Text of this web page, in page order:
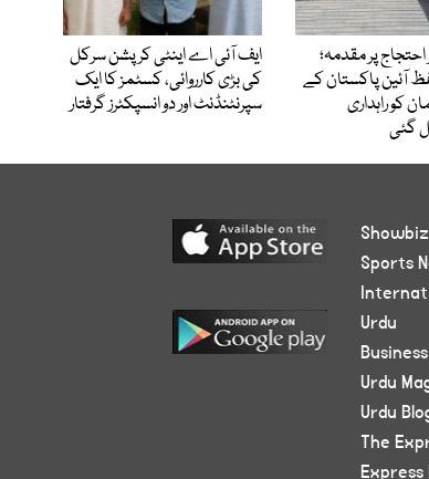
پر مقدمہ؛
آئین پاکستان کے
کو راہداری
گئی
ایف آئی اے اینٹی کرپشن سرکل
کی بڑی کارروائی، کسٹمز کا ایک
سپرنٹنڈنٹ اور دو انسپکٹرز گرفتار
Sports
Urdu
Urdu
Urdu
The